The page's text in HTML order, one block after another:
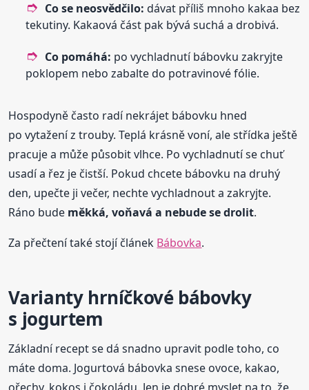
Co se neosvědčilo: dávat příliš mnoho kakaa bez
tekutiny. Kakaová část pak bývá suchá a drobivá.
Co pomáhá: po vychladnutí bábovku zakryjte
poklopem nebo zabalte do potravinové fólie.
Hospodyně často radí nekrájet bábovku hned
po vytažení z trouby. Teplá krásně voní, ale střídka ještě
pracuje a může působit vlhce. Po vychladnutí se chuť
usadí a řez je čistší. Pokud chcete bábovku na druhý
den, upečte ji večer, nechte vychladnout a zakryjte.
Ráno bude měkká, voňavá a nebude se drolit.
Za přečtení také stojí článek Bábovka.
Varianty hrníčkové bábovky
s jogurtem
Základní recept se dá snadno upravit podle toho, co
máte doma. Jogurtová bábovka snese ovoce, kakao,